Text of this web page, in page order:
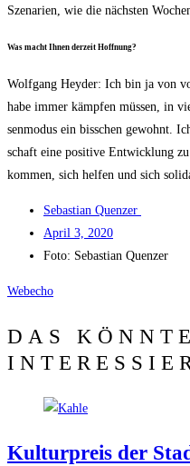
Sze­na­ri­en, wie die nächs­ten
Was macht Ihnen der­zeit Hoffnung?
Wolf­gang Heyder: Ich bin ja von
habe immer kämp­fen müs­sen, in
sen­mo­dus ein biss­chen gewohnt.
schaft eine posi­ti­ve Ent­wick­lung
kom­men, sich hel­fen und sich
Sebas­ti­an Quenzer
April 3, 2020
Foto: Sebas­ti­an Quenzer
Web­echo
DAS
Kul­tur­preis der